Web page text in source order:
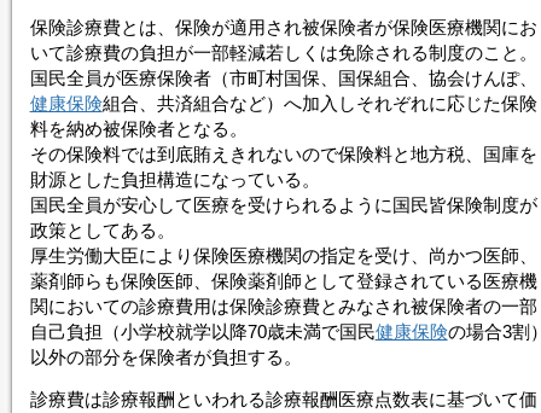
保険診療費とは、保険が適用され被保険者が保険医療機関にお
いて診療費の負担が一部軽減若しくは免除される制度のこと。
国民全員が医療保険者（市町村国保、国保組合、協会けんぽ、
健康保険組合、共済組合など）へ加入しそれぞれに応じた保険
料を納め被保険者となる。
その保険料では到底賄えきれないので保険料と地方税、国庫を
財源とした負担構造になっている。
国民全員が安心して医療を受けられるように国民皆保険制度が
政策としてある。
厚生労働大臣により保険医療機関の指定を受け、尚かつ医師、
薬剤師らも保険医師、保険薬剤師として登録されている医療機
関においての診療費用は保険診療費とみなされ被保険者の一部
自己負担（小学校就学以降70歳未満で国民健康保険の場合3割
以外の部分を保険者が負担する。
診療費は診療報酬といわれる診療報酬医療点数表に基づいて価